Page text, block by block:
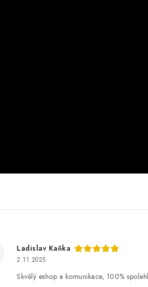
Ladislav Kaňka
2.11.2025
Skvělý eshop a komunikace, 100%